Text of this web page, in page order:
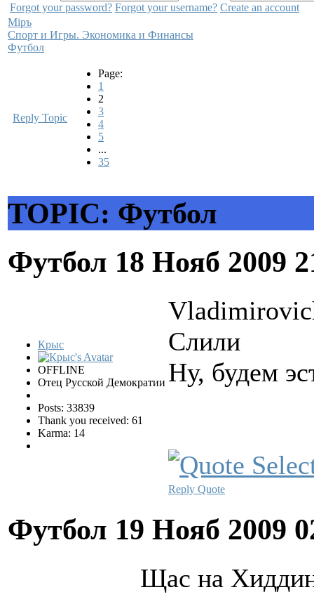
Forgot your password? Forgot your username? Create an account
Мiръ
Спорт и Игры. Экономика и Финансы
Футбол
Reply Topic
Page:
1
2
3
4
5
...
35
TOPIC: Футбол
Футбол 18 Нояб 2009
Крыс
OFFLINE
Отец Русской Демократии
Posts: 33839
Thank you received: 61
Karma: 14
Слили
Ну, будем
Reply Quote
Футбол 19 Нояб 2009
Щас на